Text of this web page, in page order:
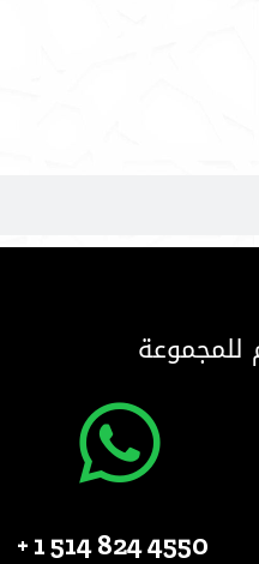
للمجموعة
4550 824 514 1 +